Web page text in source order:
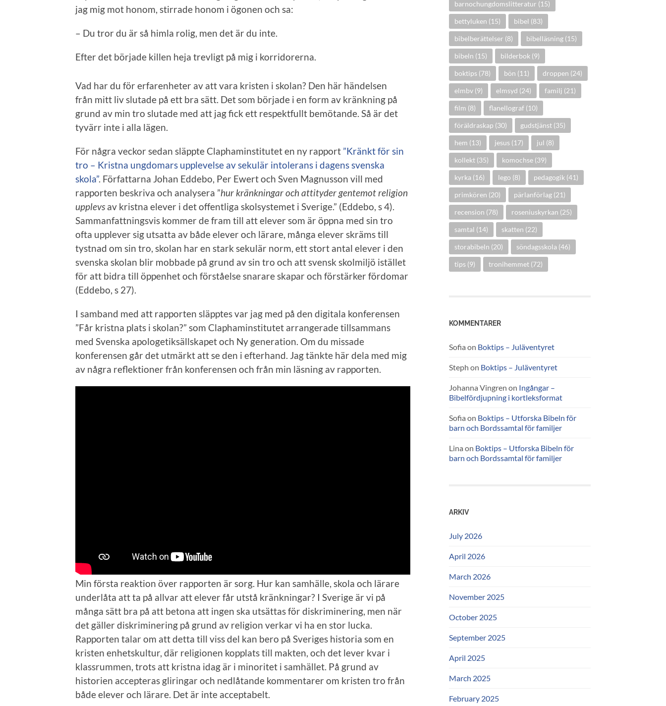
jag mig mot honom, stirrade honom i ögonen och sa:
– Du tror du är så himla rolig, men det är du inte.
Efter det började killen heja trevligt på mig i korridorerna.
Vad har du för erfarenheter av att vara kristen i skolan? Den här händelsen
från mitt liv slutade på ett bra sätt. Det som började i en form av kränkning på
grund av min tro slutade med att jag fick ett respektfullt bemötande. Så är det
tyvärr inte i alla lägen.
För några veckor sedan släppte Claphaminstitutet en ny rapport ”Kränkt för sin
tro – Kristna ungdomars upplevelse av sekulär intolerans i dagens svenska
skola”. Författarna Johan Eddebo, Per Ewert och Sven Magnusson vill med
rapporten beskriva och analysera ”hur kränkningar och attityder gentemot religion
upplevs av kristna elever i det offentliga skolsystemet i Sverige.” (Eddebo, s 4).
Sammanfattningsvis kommer de fram till att elever som är öppna med sin tro
ofta upplever sig utsatta av både elever och lärare, många elever skräms till
tystnad om sin tro, skolan har en stark sekulär norm, ett stort antal elever i den
svenska skolan blir mobbade på grund av sin tro och att svensk skolmiljö istället
för att bidra till öppenhet och förståelse snarare skapar och förstärker fördomar
(Eddebo, s 27).
I samband med att rapporten släpptes var jag med på den digitala konferensen
”Får kristna plats i skolan?” som Claphaminstitutet arrangerade tillsammans
med Svenska apologetiksällskapet och Ny generation. Om du missade
konferensen går det utmärkt att se den i efterhand. Jag tänkte här dela med mig
av några reflektioner från konferensen och från min läsning av rapporten.
Min första reaktion över rapporten är sorg. Hur kan samhälle, skola och lärare
underlåta att ta på allvar att elever får utstå kränkningar? I Sverige är vi på
många sätt bra på att betona att ingen ska utsättas för diskriminering, men när
det gäller diskriminering på grund av religion verkar vi ha en stor lucka.
Rapporten talar om att detta till viss del kan bero på Sveriges historia som en
kristen enhetskultur, där religionen kopplats till makten, och det lever kvar i
klassrummen, trots att kristna idag är i minoritet i samhället. På grund av
historien accepteras gliringar och nedlåtande kommentarer om kristen tro från
både elever och lärare. Det är inte acceptabelt.
barnochungdomslitteratur (15)
bettyluken (15) bibel (83)
bibelberättelser (8) bibelläsning (15)
bibeln (15) bilderbok (9)
boktips (78) bön (11) droppen (24)
elmbv (9) elmsyd (24) familj (21)
film (8) flanellograf (10)
föräldraskap (30) gudstjänst (35)
hem (13) jesus (17) jul (8)
kollekt (35) komochse (39)
kyrka (16) lego (8) pedagogik (41)
primkören (20) pärlanförlag (21)
recension (78) roseniuskyrkan (25)
samtal (14) skatten (22)
storabibeln (20) söndagsskola (46)
tips (9) tronihemmet (72)
KOMMENTARER
Sofia on Boktips – Juläventyret
Steph on Boktips – Juläventyret
Johanna Vingren on Ingångar –
Bibelfördjupning i kortleksformat
Sofia on Boktips – Utforska Bibeln för
barn och Bordssamtal för familjer
Lina on Boktips – Utforska Bibeln för
barn och Bordssamtal för familjer
ARKIV
July 2026
April 2026
March 2026
November 2025
October 2025
September 2025
April 2025
March 2025
February 2025